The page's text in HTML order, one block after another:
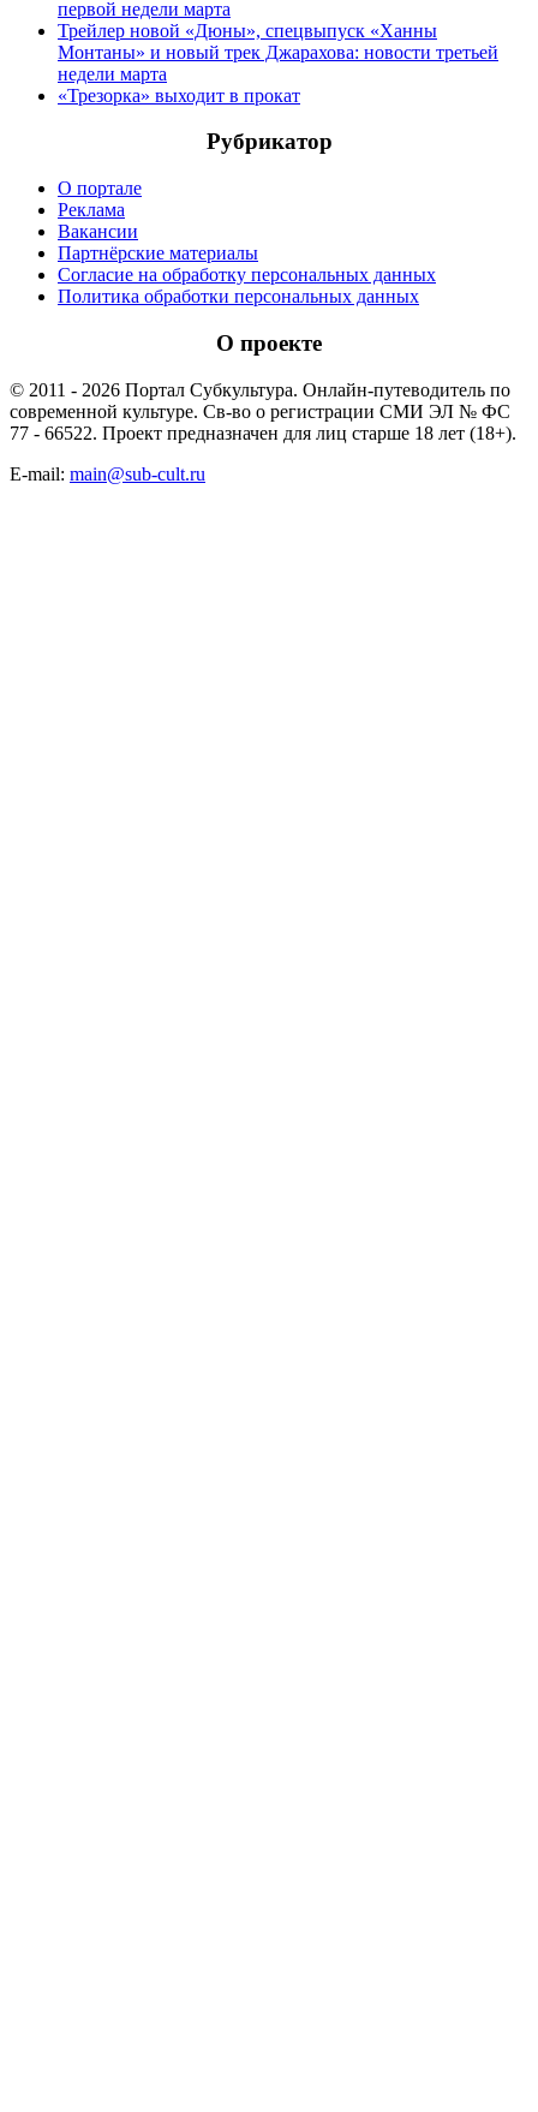
первой недели марта
Трейлер новой «Дюны», спецвыпуск «Ханны
Монтаны» и новый трек Джарахова: новости третьей
недели марта
«Трезорка» выходит в прокат
Рубрикатор
О портале
Реклама
Вакансии
Партнёрские материалы
Согласие на обработку персональных данных
Политика обработки персональных данных
О проекте
© 2011 - 2026 Портал Субкультура. Онлайн-путеводитель по
современной культуре. Св-во о регистрации СМИ ЭЛ № ФС
77 - 66522. Проект предназначен для лиц старше 18 лет (18+).
E-mail: main@sub-cult.ru